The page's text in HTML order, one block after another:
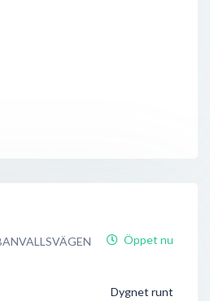
Öppet nu
Dygnet runt